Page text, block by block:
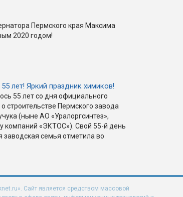
Пермского края Максима
2020 годом!
55 лет! Яркий праздник химиков!
55 лет со дня официального
строительстве Пермского завода
(ныне АО «Уралоргсинтез»,
компаний «ЭКТОС»). Свой 55-й день
семья отметила во
Сайт является средством массовой